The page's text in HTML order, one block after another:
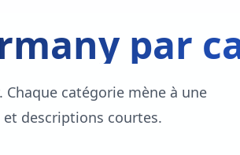
par
catégorie mène à une
descriptions courtes.